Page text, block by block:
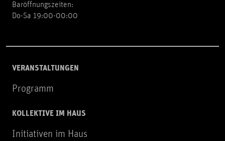
Baröffnungszeiten:
Do-Sa 19:00-00:00
VERANSTALTUNGEN
Programm
KOLLEKTIVE IM HAUS
Initiativen im Haus